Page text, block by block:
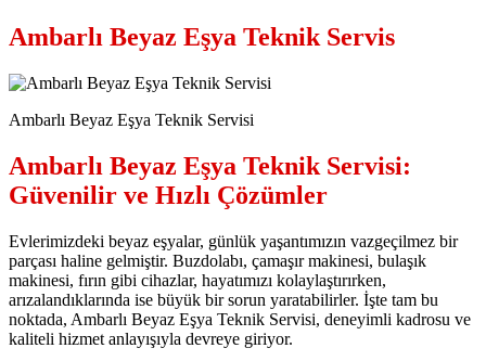
Ambarlı Beyaz Eşya Teknik Servis
Ambarlı Beyaz Eşya Teknik Servisi
Ambarlı Beyaz Eşya Teknik Servisi:
Güvenilir ve Hızlı Çözümler
Evlerimizdeki beyaz eşyalar, günlük yaşantımızın vazgeçilmez bir
parçası haline gelmiştir. Buzdolabı, çamaşır makinesi, bulaşık
makinesi, fırın gibi cihazlar, hayatımızı kolaylaştırırken,
arızalandıklarında ise büyük bir sorun yaratabilirler. İşte tam bu
noktada, Ambarlı Beyaz Eşya Teknik Servisi, deneyimli kadrosu ve
kaliteli hizmet anlayışıyla devreye giriyor.